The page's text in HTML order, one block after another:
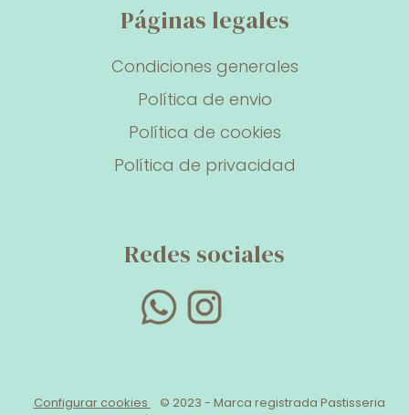
Páginas legales
Condiciones generales
Política de envio
Política de cookies
Política de privacidad
Redes sociales
Configurar cookies
© 2023 - Marca registrada Pastisseria